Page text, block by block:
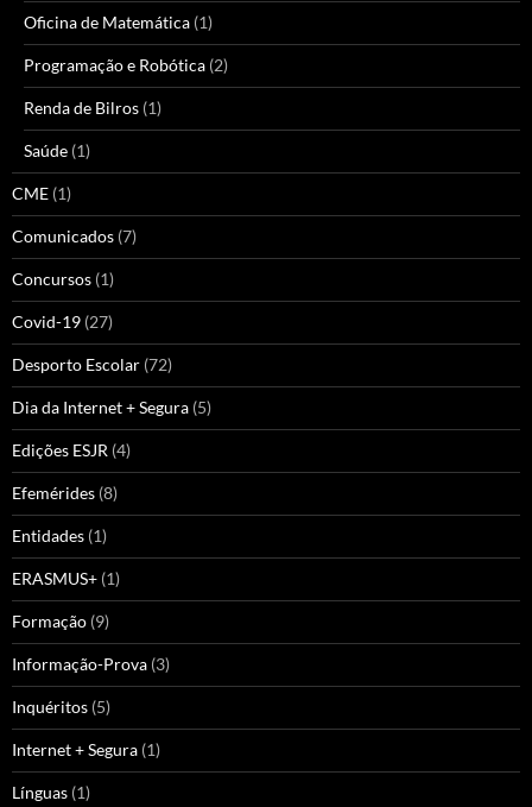
Oficina de Matemática (1)
Programação e Robótica (2)
Renda de Bilros (1)
Saúde (1)
CME (1)
Comunicados (7)
Concursos (1)
Covid-19 (27)
Desporto Escolar (72)
Dia da Internet + Segura (5)
Edições ESJR (4)
Efemérides (8)
Entidades (1)
ERASMUS+ (1)
Formação (9)
Informação-Prova (3)
Inquéritos (5)
Internet + Segura (1)
Línguas (1)